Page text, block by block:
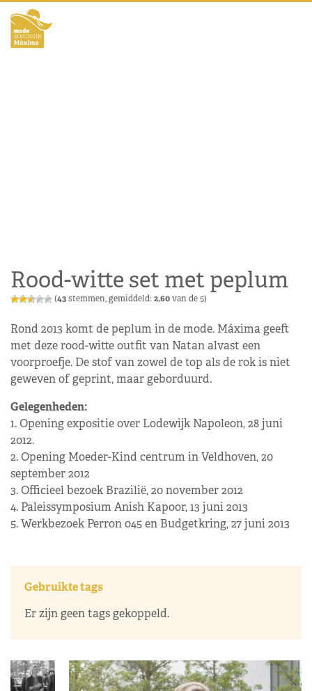
Rood-witte set met peplum
(43stemmen, gemiddeld: 2,60van de 5)
Rond 2013 komt de peplum in de mode. Máxima geeft
met deze rood-witte outfit van Natan alvast een
voorproefje. De stof van zowel de top als de rok is niet
geweven of geprint, maar geborduurd.
Gelegenheden:
1. Opening expositie over Lodewijk Napoleon, 28 juni
2012.
2. Opening Moeder-Kind centrum in Veldhoven, 20
september 2012
3. Officieel bezoek Brazilië, 20 november 2012
4. Paleissymposium Anish Kapoor, 13 juni 2013
5. Werkbezoek Perron 045 en Budgetkring, 27 juni 2013
Gebruikte tags
Er zijn geen tags gekoppeld.